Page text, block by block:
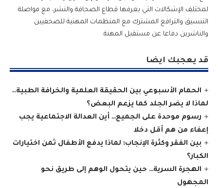
لمختلف الإشكالات التي يعرفها قطاع الصحافة والنشر، مع مواصلة
التنسيق والترافع المشترك مع المنظمات المهنية للصحفيين
والناشرين دفاعا عن مستقبل المهنة.
قد يعجبك ايضا
الحمام الأسبوعي بين الحقيقة العلمية والخرافة الطبية..
لماذا لا يضر الجلد كما يزعم البعض؟
رسوم موحدة على الجميع… أين العدالة الاجتماعية يجب
إعفاء من هم أقل دخلا
بين الفقر وكثرة الإنجاب: لماذا يدفع الأطفال ثمن اختيارات
الكبار؟
الهجرة السرية… حين يتحول الوهم إلى طريق نحو
المجهول